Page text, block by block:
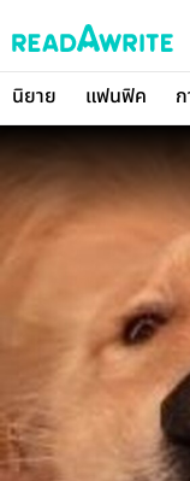
นิยาย แฟนฟิค